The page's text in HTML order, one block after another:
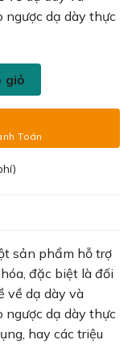
ngược dạ dày thực
hay các triệu
hấp thu của các
trị và bảo vệ hệ
dạ dày cho người
giỏ
Toán
sản phẩm hỗ trợ
đặc biệt là đối
về dạ dày và
ngược dạ dày thực
hay các triệu